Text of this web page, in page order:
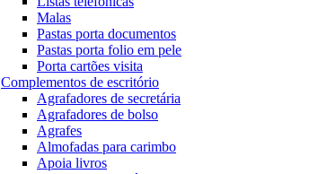
Malas
Pastas porta documentos
Pastas porta folio em pele
Porta cartões visita
Complementos de escritório
Agrafadores de secretária
Agrafadores de bolso
Agrafes
Almofadas para carimbo
Apoia livros